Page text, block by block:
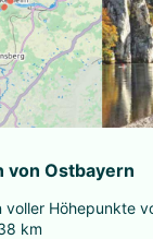
von Ostbayern
voller Höhepunkte
km